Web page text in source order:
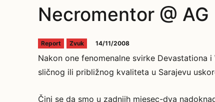
Necromentor @ AG
Report Zvuk 14/11/2008
Nakon one fenomenalne svirke Devastationa
sličnog ili približnog kvaliteta u Sarajevu
Čini se da smo u zadnjih mjesec-dva